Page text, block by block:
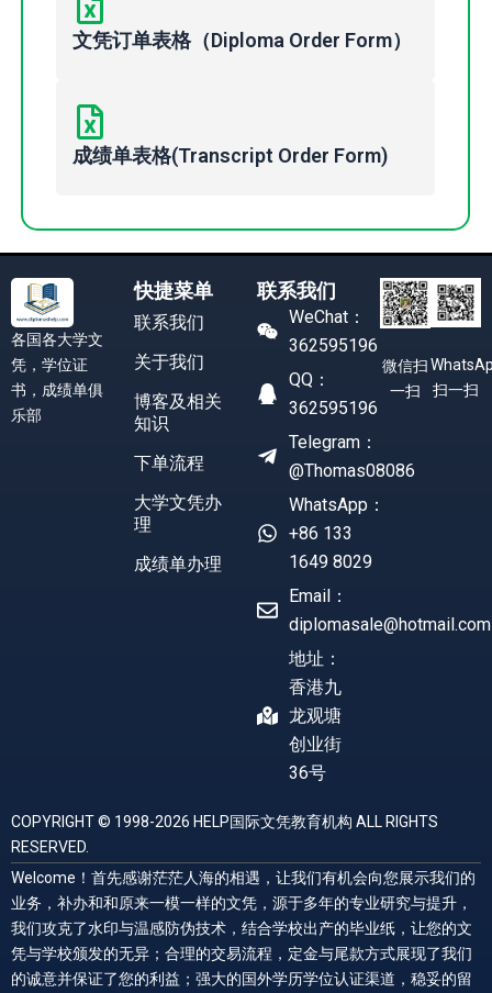
文凭订单表格（Diploma Order Form）
成绩单表格(Transcript Order Form)
各国各大学文
凭，学位证
书，成绩单俱
乐部
快捷菜单
联系我们
关于我们
博客及相关
知识
下单流程
大学文凭办
理
成绩单办理
联系我们
WeChat：
362595196
QQ：
362595196
Telegram：
@Thomas08086
WhatsApp：
+86 133
1649 8029
Email：
diplomasale@hotmail.com
地址：
香港九
龙观塘
创业街
36号
微信扫
一扫
扫一扫
COPYRIGHT © 1998-2026 HELP国际文凭教育机构 ALL RIGHTS
RESERVED.
Welcome！首先感谢茫茫人海的相遇，让我们有机会向您展示我们的
业务，补办和和原来一模一样的文凭，源于多年的专业研究与提升，
我们攻克了水印与温感防伪技术，结合学校出产的毕业纸，让您的文
凭与学校颁发的无异；合理的交易流程，定金与尾款方式展现了我们
的诚意并保证了您的利益；强大的国外学历学位认证渠道，稳妥的留